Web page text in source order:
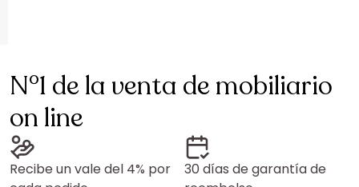
N°1 de la venta de mobiliario
on line
Recibe un vale del 4% por
30 días de garantía de